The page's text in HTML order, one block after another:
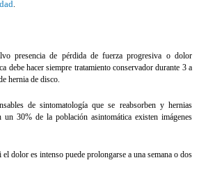
.
presencia de pérdida de fuerza progresiva o dolor
debe hacer siempre tratamiento conservador durante 3 a
hernia de disco.
de sintomatología que se reabsorben y hernias
un 30% de la población asintomática existen imágenes
dolor es intenso puede prolongarse a una semana o dos